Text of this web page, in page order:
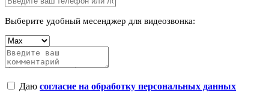
Выберите удобный месенджер для видеозвонка:
Даю согласие на обработку персональных данных